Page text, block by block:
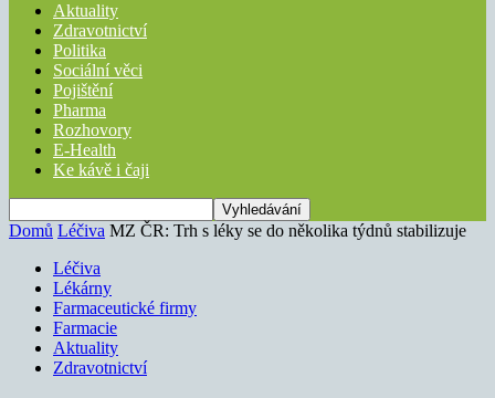
Aktuality
Zdravotnictví
Politika
Sociální věci
Pojištění
Pharma
Rozhovory
E-Health
Ke kávě i čaji
Domů Léčiva MZ ČR: Trh s léky se do několika týdnů stabilizuje
Léčiva
Lékárny
Farmaceutické firmy
Farmacie
Aktuality
Zdravotnictví